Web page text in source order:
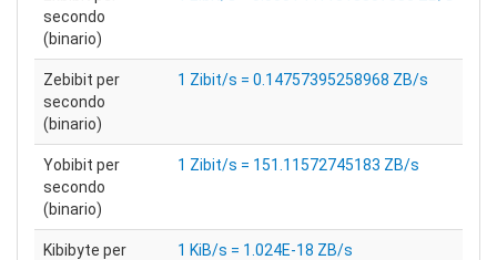
secondo
(binario)
Zebibit per
secondo
(binario)
1 Zibit/s = 0.14757395258968 ZB/s
Yobibit per
secondo
(binario)
1 Zibit/s = 151.11572745183 ZB/s
Kibibyte per
1 KiB/s = 1.024E-18 ZB/s